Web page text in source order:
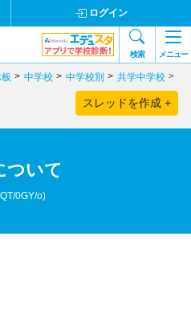
ログイン
検索 メニュー
中学校 中学校別 共学中学校
スレッドを作成 +
ついて
0GY/o)